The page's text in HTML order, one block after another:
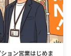
ョン営業はじめま